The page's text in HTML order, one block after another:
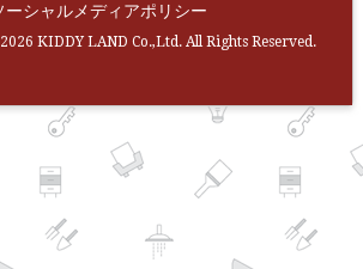
ーシャルメディアポリシー
KIDDY LAND Co.,Ltd. All Rights Reserved.